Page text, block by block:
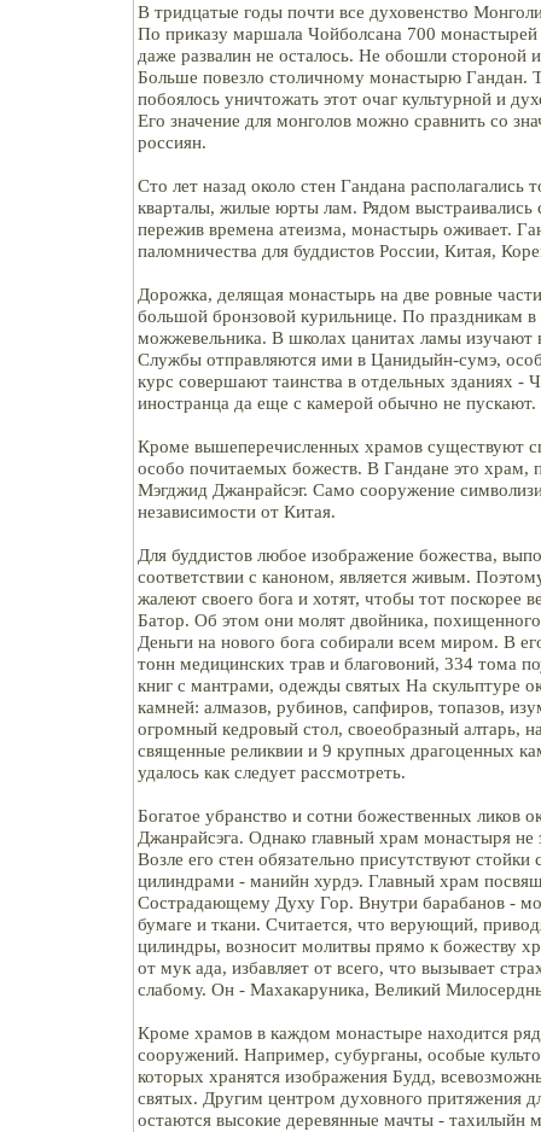
В тридцатые годы почти все духовенство
По приказу маршала Чойболсана 700 монастырей
даже развалин не осталось. Не обошли
Больше повезло столичному монастырю Гандан.
побоялось уничтожать этот очаг культурной и
Его значение для монголов можно сравнить со
россиян.
Сто лет назад около стен Гандана располагались
кварталы, жилые юрты лам. Рядом выстраивались
пережив времена атеизма, монастырь оживает.
паломничества для буддистов России, Китая,
Дорожка, делящая монастырь на две ровные
большой бронзовой курильнице. По праздникам в
можжевельника. В школах цанитах ламы изучают
Службы отправляются ими в Цанидыйн-сумэ,
курс совершают таинства в отдельных зданиях -
иностранца да еще с камерой обычно не пускают.
Кроме вышеперечисленных храмов существуют
особо почитаемых божеств. В Гандане это храм,
Мэгджид Джанрайсэг. Само сооружение
независимости от Китая.
Для буддистов любое изображение божества,
соответствии с каноном, является живым.
жалеют своего бога и хотят, чтобы тот поскорее
Батор. Об этом они молят двойника,
Деньги на нового бога собирали всем миром. В
тонн медицинских трав и благовоний, 334 тома
книг с мантрами, одежды святых На скульптуре
камней: алмазов, рубинов, сапфиров, топазов,
огромный кедровый стол, своеобразный алтарь,
священные реликвии и 9 крупных драгоценных
удалось как следует рассмотреть.
Богатое убранство и сотни божественных ликов
Джанрайсэга. Однако главный храм монастыря не
Возле его стен обязательно присутствуют
цилиндрами - манийн хурдэ. Главный храм
Сострадающему Духу Гор. Внутри барабанов -
бумаге и ткани. Считается, что верующий,
цилиндры, возносит молитвы прямо к божеству
от мук ада, избавляет от всего, что вызывает
слабому. Он - Махакаруника, Великий
Кроме храмов в каждом монастыре находится
сооружений. Например, субурганы, особые
которых хранятся изображения Будд,
святых. Другим центром духовного притяжения
остаются высокие деревянные мачты - тахилыйн